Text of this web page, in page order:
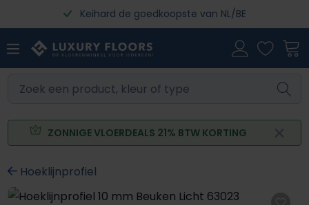
Ga naar de hoofdinhoudKeihard de goedkoopste van NL/BE
ZONNIGE VLOERDEALS 21% BTW KORTING
Hoeklijnprofiel
Afbeeldingengalerij overslaan